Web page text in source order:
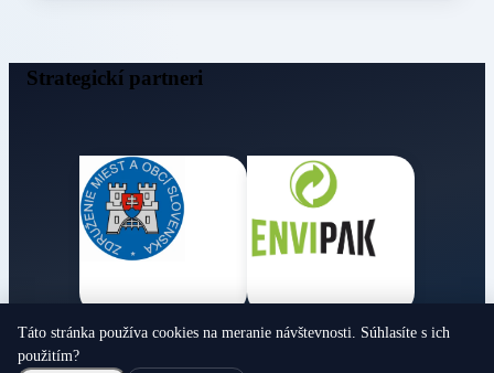
Strategickí partneri
Obecné noviny
Táto stránka používa cookies na meranie návštevnosti. Súhlasíte s ich
použitím?